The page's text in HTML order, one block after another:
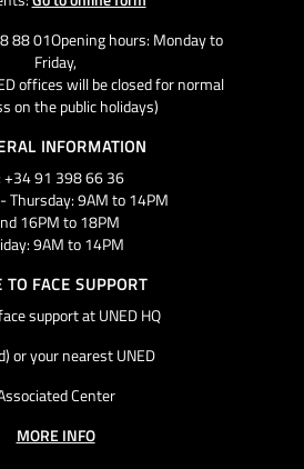
88 01Opening hours: Monday to
Friday,
offices will be closed for normal
on the public holidays)
INFORMATION
+34 91 398 66 36
Thursday: 9AM to 14PM
16PM to 18PM
9AM to 14PM
TO FACE SUPPORT
support at UNED HQ
or your nearest UNED
Center
MORE INFO